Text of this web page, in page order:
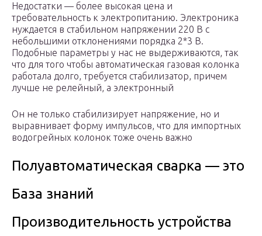
Недостатки — более высокая цена и
требовательность к электропитанию. Электроника
нуждается в стабильном напряжении 220 В с
небольшими отклонениями порядка 2*3 В.
Подобные параметры у нас не выдерживаются, так
что для того чтобы автоматическая газовая колонка
работала долго, требуется стабилизатор, причем
лучше не релейный, а электронный
Он не только стабилизирует напряжение, но и
выравнивает форму импульсов, что для импортных
водогрейных колонок тоже очень важно
Полуавтоматическая сварка — это
База знаний
Производительность устройства